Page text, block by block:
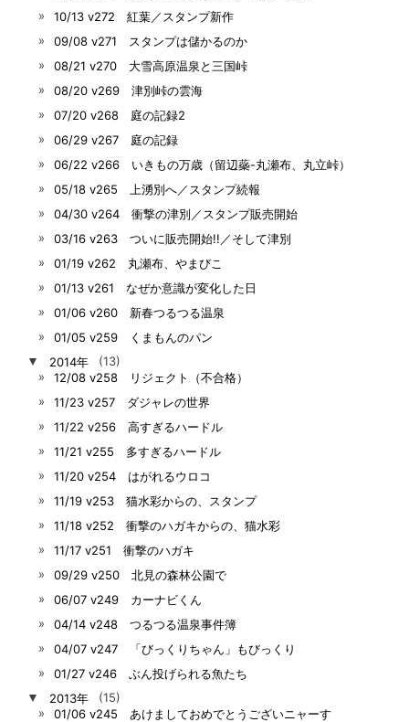
10/13 v272 紅葉／スタンプ新作
09/08 v271 スタンプは儲かるのか
08/21 v270 大雪高原温泉と三国峠
08/20 v269 津別峠の雲海
07/20 v268 庭の記録2
06/29 v267 庭の記録
06/22 v266 いきもの万歳（留辺蘂-丸瀬布、丸立峠）
05/18 v265 上湧別へ／スタンプ続報
04/30 v264 衝撃の津別／スタンプ販売開始
03/16 v263 ついに販売開始!!／そして津別
01/19 v262 丸瀬布、やまびこ
01/13 v261 なぜか意識が変化した日
01/06 v260 新春つるつる温泉
01/05 v259 くまもんのパン
▼
2014年
(13)
12/08 v258 リジェクト（不合格）
11/23 v257 ダジャレの世界
11/22 v256 高すぎるハードル
11/21 v255 多すぎるハードル
11/20 v254 はがれるウロコ
11/19 v253 猫水彩からの、スタンプ
11/18 v252 衝撃のハガキからの、猫水彩
11/17 v251 衝撃のハガキ
09/29 v250 北見の森林公園で
06/07 v249 カーナビくん
04/14 v248 つるつる温泉事件簿
04/07 v247 「びっくりちゃん」もびっくり
01/27 v246 ぶん投げられる魚たち
▼
2013年
(15)
01/06 v245 あけましておめでとうございニャーす